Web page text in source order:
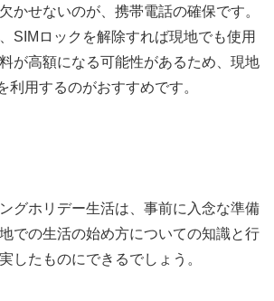
かせないのが、携帯電話の確保です。
SIMロックを解除すれば現地でも使用
が高額になる可能性があるため、現地
利用するのがおすすめです。
グホリデー生活は、事前に入念な準備
での生活の始め方についての知識と行
したものにできるでしょう。